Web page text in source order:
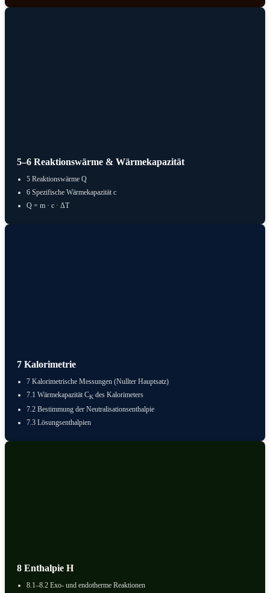
5–6 Reaktionswärme & Wärmekapazität
5 Reaktionswärme Q
6 Spezifische Wärmekapazität c
Q = m · c · ΔT
7 Kalorimetrie
7 Kalorimetrische Messungen (Nullter Hauptsatz)
7.1 Wärmekapazität CK des Kalorimeters
7.2 Bestimmung der Neutralisationsenthalpie
7.3 Lösungsenthalpien
8 Enthalpie H
8.1–8.2 Exo- und endotherme Reaktionen